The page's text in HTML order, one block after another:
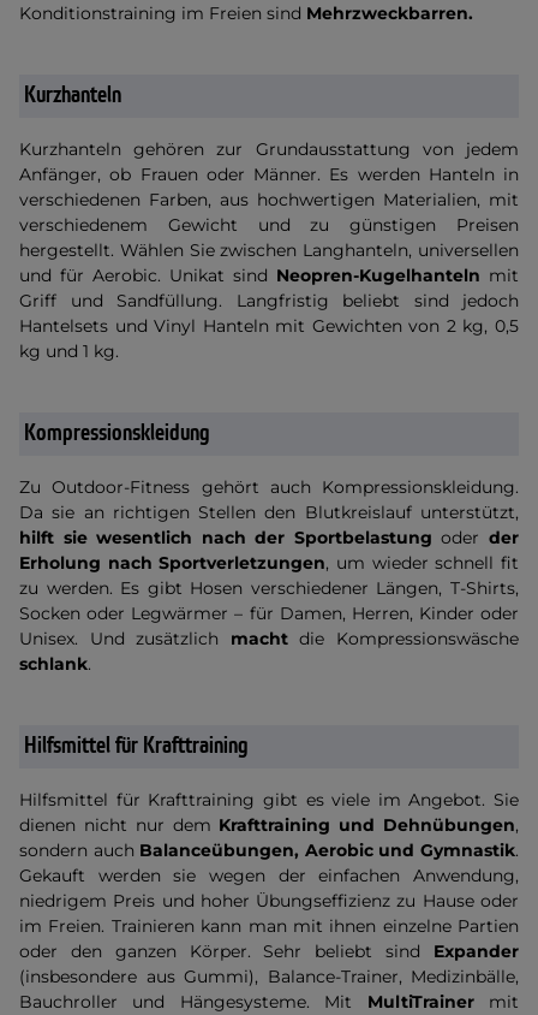
Konditionstraining im Freien sind Mehrzweckbarren.
Kurzhanteln
Kurzhanteln gehören zur Grundausstattung von jedem
Anfänger, ob Frauen oder Männer. Es werden Hanteln in
verschiedenen Farben, aus hochwertigen Materialien, mit
verschiedenem Gewicht und zu günstigen Preisen
hergestellt. Wählen Sie zwischen Langhanteln, universellen
und für Aerobic. Unikat sind Neopren-Kugelhanteln mit
Griff und Sandfüllung. Langfristig beliebt sind jedoch
Hantelsets und Vinyl Hanteln mit Gewichten von 2 kg, 0,5
kg und 1 kg.
Kompressionskleidung
Zu Outdoor-Fitness gehört auch Kompressionskleidung.
Da sie an richtigen Stellen den Blutkreislauf unterstützt,
hilft sie wesentlich nach der Sportbelastung oderder
Erholung nach Sportverletzungen, um wieder schnell fit
zu werden. Es gibt Hosen verschiedener Längen, T-Shirts,
Socken oder Legwärmer – für Damen, Herren, Kinder oder
Unisex. Und zusätzlich machtdie Kompressionswäsche
schlank.
Hilfsmittel für Krafttraining
Hilfsmittel für Krafttraining gibt es viele im Angebot. Sie
dienen nicht nur dem Krafttraining und Dehnübungen,
sondern auch Balanceübungen, Aerobic und Gymnastik.
Gekauft werden sie wegen der einfachen Anwendung,
niedrigem Preis und hoher Übungseffizienz zu Hause oder
im Freien. Trainieren kann man mit ihnen einzelne Partien
oder den ganzen Körper. Sehr beliebt sind Expander
(insbesondere aus Gummi), Balance-Trainer, Medizinbälle,
Bauchroller und Hängesysteme. Mit MultiTrainermit